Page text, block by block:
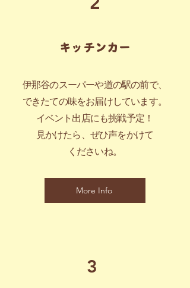
キッチンカー
伊那谷のスーパーや道の駅の前で、
できたての味をお届けしています。
イベント出店にも挑戦予定！
見かけたら、ぜひ声をかけて
くださいね。
More Info
3